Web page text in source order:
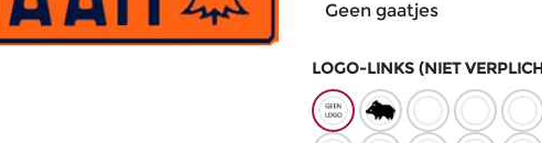
LOGO-LINKS (NIET